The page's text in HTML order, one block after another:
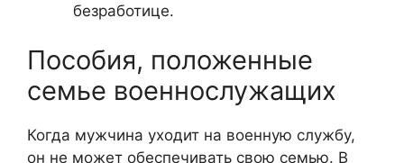
безработице.
Пособия, положенные
семье военнослужащих
Когда мужчина уходит на военную службу,
он не может обеспечивать свою семью. В